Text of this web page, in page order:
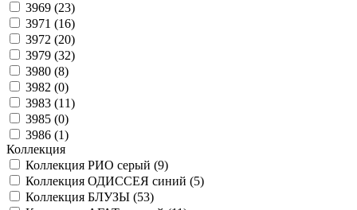
3969 (23)
3971 (16)
3972 (20)
3979 (32)
3980 (8)
3982 (0)
3983 (11)
3985 (0)
3986 (1)
Коллекция
Коллекция РИО серый (9)
Коллекция ОДИССЕЯ синий (5)
Коллекция БЛУЗЫ (53)